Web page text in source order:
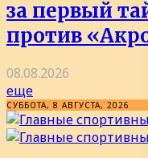
за первый
против
08.08.2026
еще
СУББОТА, 8 АВГУСТА, 2026